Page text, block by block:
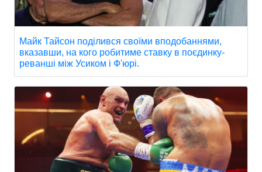
Майк Тайсон поділився своїми вподобаннями,
вказавши, на кого робитиме ставку в поєдинку-
реванші між Усиком і Ф'юрі.